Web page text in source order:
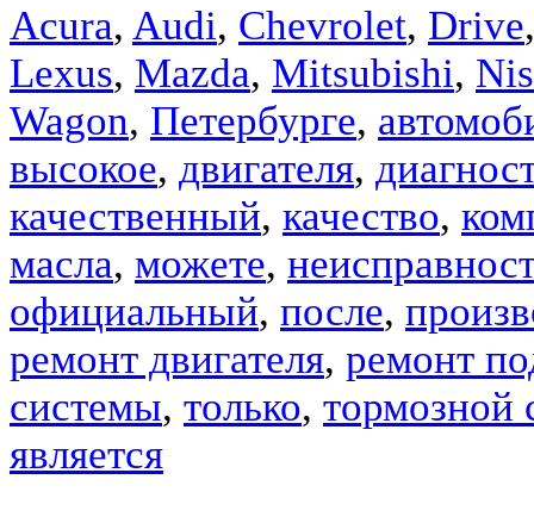
Acura, Audi, Chevrolet, Drive
Lexus, Mazda, Mitsubishi,
Wagon, Петербурге,
высокое, двигателя,
качественный, качество,
масла, можете,
официальный, после,
ремонт двигателя, ремонт
системы, только, тормозной
является